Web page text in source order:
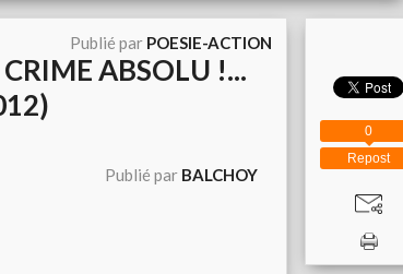
Publié par POESIE-ACTION
ABSOLU !...
Publié par BALCHOY
Repost
0